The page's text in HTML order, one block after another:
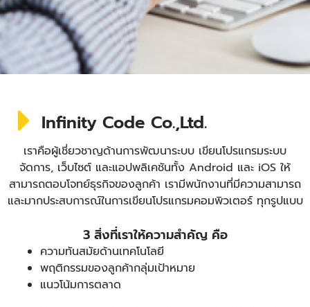
Infinity Code Co.,Ltd.
เราคือผู้เชี่ยวชาญด้านการพัฒนาระบบ เขียนโปรแกรมระบบ
จัดการ, เว็บไซต์ และแอปพลิเคชันทั้ง Android และ iOS ให้
สามารถตอบโจทย์ธุรกิจของลูกค้า เรามีพนักงานที่มีความสามารถ
และมากประสบการณ์ในการเขียนโปรแกรมคอมพิวเตอร์ ทุกรูปแบบ
3 สิ่งที่เราให้ความสำคัญ คือ
ความทันสมัยด้านเทคโนโลยี
พฤติกรรมของลูกค้ากลุ่มเป้าหมาย
แนวโน้มการตลาด